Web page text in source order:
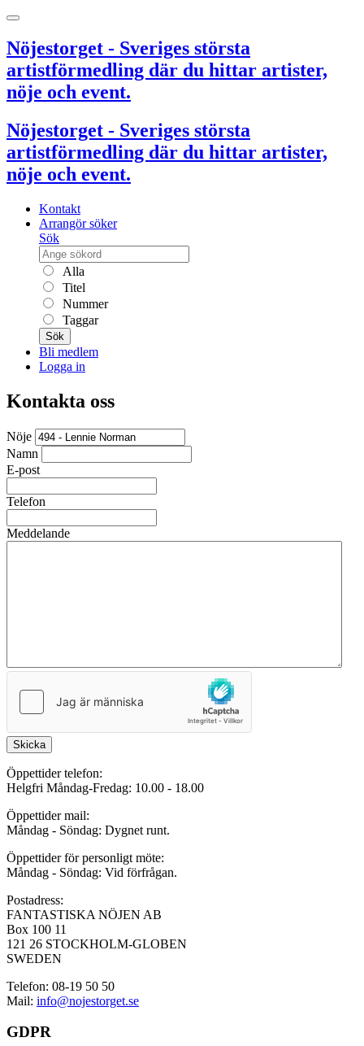
Nöjestorget - Sveriges största
artistförmedling där du hittar artister,
nöje och event.
Nöjestorget - Sveriges största
artistförmedling där du hittar artister,
nöje och event.
Kontakt
Arrangör söker
Sök
Alla
Titel
Nummer
Taggar
Sök
Bli medlem
Logga in
Kontakta oss
Nöje
Namn
E-post
Telefon
Meddelande
Skicka
Öppettider telefon:
Helgfri Måndag-Fredag: 10.00 - 18.00
Öppettider mail:
Måndag - Söndag: Dygnet runt.
Öppettider för personligt möte:
Måndag - Söndag: Vid förfrågan.
Postadress:
FANTASTISKA NÖJEN AB
Box 100 11
121 26 STOCKHOLM-GLOBEN
SWEDEN
Telefon: 08-19 50 50
Mail: info@nojestorget.se
GDPR